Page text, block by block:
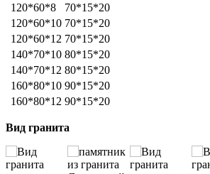
120*60*8
70*15*20
120*60*10 70*15*20
120*60*12 70*15*20
140*70*10 80*15*20
140*70*12 80*15*20
160*80*10 90*15*20
160*80*12 90*15*20
Вид гранита